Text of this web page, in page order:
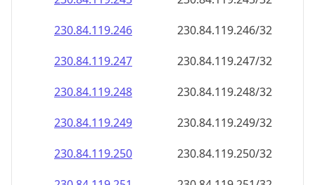
230.84.119.246
230.84.119.246/32
230.84.119.247
230.84.119.247/32
230.84.119.248
230.84.119.248/32
230.84.119.249
230.84.119.249/32
230.84.119.250
230.84.119.250/32
230.84.119.251
230.84.119.251/32